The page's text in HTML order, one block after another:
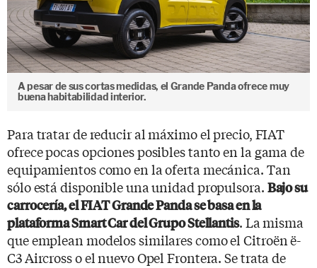
A pesar de sus cortas medidas, el Grande Panda ofrece muy
buena habitabilidad interior.
Para tratar de reducir al máximo el precio, FIAT
ofrece pocas opciones posibles tanto en la gama de
equipamientos como en la oferta mecánica. Tan
sólo está disponible una unidad propulsora. Bajo su
carrocería, el FIAT Grande Panda se basa en la
plataforma Smart Car del Grupo Stellantis. La misma
que emplean modelos similares como el Citroën ë-
C3 Aircross o el nuevo Opel Frontera. Se trata de